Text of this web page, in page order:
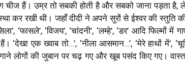
हैं। उम्र तो सबकी होती है और सबको जाना पड़ता है,
कर रखी थी। जहाँ दीदी ने अपने सुरों से ईश्वर की
‘फासले’, ‘विजय’, ‘चांदनी’, ‘लम्हे’, ‘डर’ आदि फिल्मों में
एक ख्वाब तो…’, ‘नीला आसमान…’, ‘मेरे हाथों में’,
लोगों की जुबान पर चढ़ गए और खूब पसंद किए गए।